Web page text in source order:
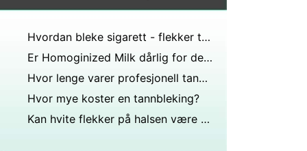
Hvordan bleke sigarett - flekker tenner
Er Homoginized Milk dårlig for deg?
Hvor lenge varer profesjonell tannbleking?
Hvor mye koster en tannbleking?
Kan hvite flekker på halsen være relatert til visdomstenner?